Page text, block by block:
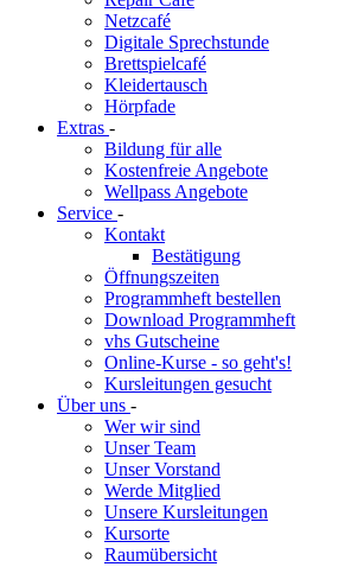
Netzcafé
Digitale Sprechstunde
Brettspielcafé
Kleidertausch
Hörpfade
Extras -
Bildung für alle
Kostenfreie Angebote
Wellpass Angebote
Service -
Kontakt
Bestätigung
Öffnungszeiten
Programmheft bestellen
Download Programmheft
vhs Gutscheine
Online-Kurse - so geht's!
Kursleitungen gesucht
Über uns -
Wer wir sind
Unser Team
Unser Vorstand
Werde Mitglied
Unsere Kursleitungen
Kursorte
Raumübersicht